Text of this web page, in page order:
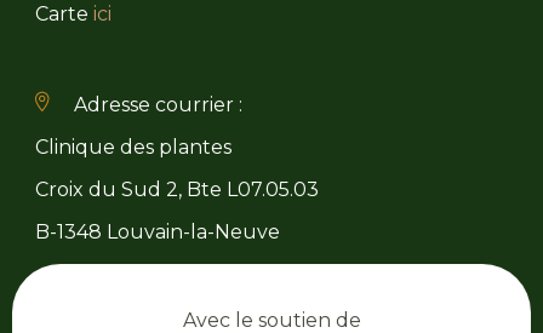
Carte ici
Adresse courrier :
Clinique des plantes
Croix du Sud 2, Bte L07.05.03
B-1348 Louvain-la-Neuve
Avec le soutien de